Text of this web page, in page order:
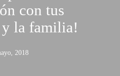
con tus
y la familia!
2018